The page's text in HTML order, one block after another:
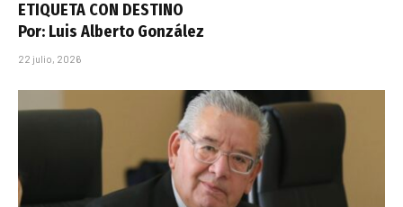
ETIQUETA CON DESTINO
Por: Luis Alberto González
22 julio, 2026